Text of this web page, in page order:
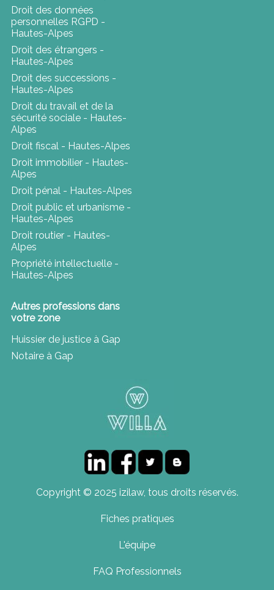
Droit des données
personnelles RGPD -
Hautes-Alpes
Droit des étrangers -
Hautes-Alpes
Droit des successions -
Hautes-Alpes
Droit du travail et de la
sécurité sociale - Hautes-
Alpes
Droit fiscal - Hautes-Alpes
Droit immobilier - Hautes-
Alpes
Droit pénal - Hautes-Alpes
Droit public et urbanisme -
Hautes-Alpes
Droit routier - Hautes-
Alpes
Propriété intellectuelle -
Hautes-Alpes
Autres professions dans
votre zone
Huissier de justice à Gap
Notaire à Gap
Copyright © 2025 izilaw, tous droits réservés.
Fiches pratiques
L'équipe
FAQ Professionnels